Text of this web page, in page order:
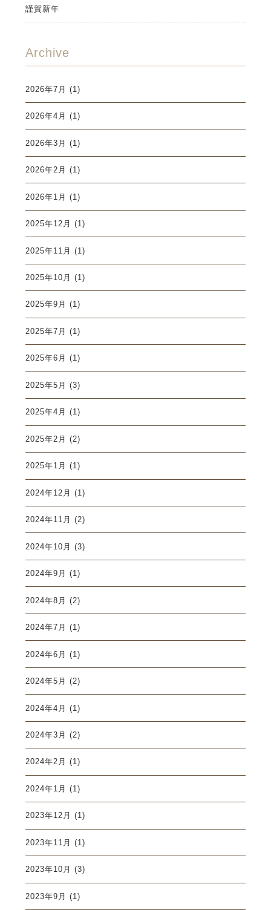
謹賀新年
Archive
2026年7月 (1)
2026年4月 (1)
2026年3月 (1)
2026年2月 (1)
2026年1月 (1)
2025年12月 (1)
2025年11月 (1)
2025年10月 (1)
2025年9月 (1)
2025年7月 (1)
2025年6月 (1)
2025年5月 (3)
2025年4月 (1)
2025年2月 (2)
2025年1月 (1)
2024年12月 (1)
2024年11月 (2)
2024年10月 (3)
2024年9月 (1)
2024年8月 (2)
2024年7月 (1)
2024年6月 (1)
2024年5月 (2)
2024年4月 (1)
2024年3月 (2)
2024年2月 (1)
2024年1月 (1)
2023年12月 (1)
2023年11月 (1)
2023年10月 (3)
2023年9月 (1)